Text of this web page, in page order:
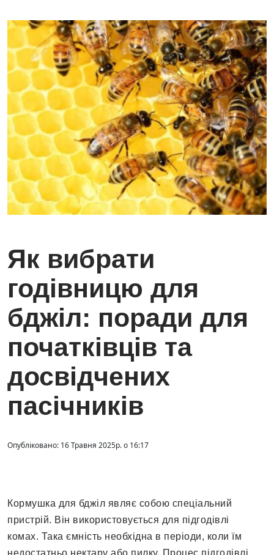
Як вибрати
годівницю для
бджіл: поради для
початківців та
досвідчених
пасічників
Опубліковано: 16 Травня 2025р. о 16:17
Кормушка для бджіл являє собою спеціальний
пристрій. Він використовується для підгодівлі
комах. Така ємність необхідна в періоди, коли їм